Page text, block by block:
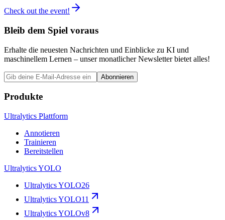
Check out the event!
Bleib dem Spiel voraus
Erhalte die neuesten Nachrichten und Einblicke zu KI und
maschinellem Lernen – unser monatlicher Newsletter bietet alles!
Abonnieren
Produkte
Ultralytics Plattform
Annotieren
Trainieren
Bereitstellen
Ultralytics YOLO
Ultralytics YOLO26
Ultralytics YOLO11
Ultralytics YOLOv8